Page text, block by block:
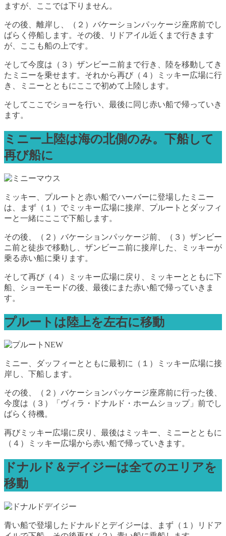
ますが、ここでは下りません。
その後、離岸し、（２）バケーションパッケージ座席前でし
ばらく停船します。その後、リドアイル近くまで行きます
が、ここも船の上です。
そして今度は（３）ザンビーニ前まで行き、陸を移動してき
たミニーを乗せます。それから再び（４）ミッキー広場に行
き、ミニーとともにここで初めて上陸します。
そしてここでショーを行い、最後に同じ赤い船で帰っていき
ます。
ミニー上陸は海の北側のみ。下船して
再び船に
ミッキー、プルートと赤い船でハーバーに登場したミニー
は、まず（１）でミッキー広場に接岸、プルートとダッフィ
ーと一緒にここで下船します。
その後、（２）バケーションパッケージ前、（３）ザンビー
ニ前と徒歩で移動し、ザンビーニ前に接岸した、ミッキーが
乗る赤い船に乗ります。
そして再び（４）ミッキー広場に戻り、ミッキーとともに下
船、ショーモードの後、最後にまた赤い船で帰っていきま
す。
プルートは陸上を左右に移動
ミニー、ダッフィーとともに最初に（１）ミッキー広場に接
岸し、下船します。
その後、（２）バケーションパッケージ座席前に行った後、
今度は（３）「ヴィラ・ドナルド・ホームショップ」前でし
ばらく待機。
再びミッキー広場に戻り、最後はミッキー、ミニーとともに
（４）ミッキー広場から赤い船で帰っていきます。
ドナルド＆デイジーは全てのエリアを
移動
青い船で登場したドナルドとデイジーは、まず（１）リドア